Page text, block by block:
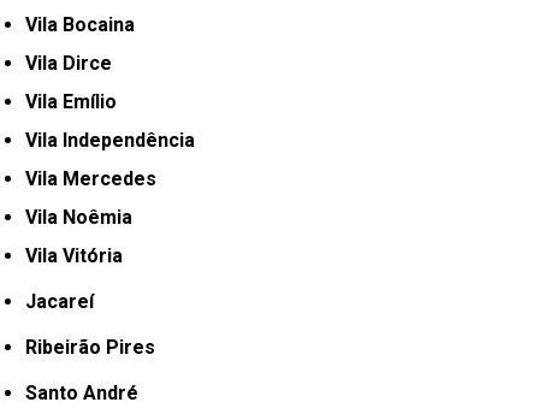
Vila Bocaina
Vila Dirce
Vila Emílio
Vila Independência
Vila Mercedes
Vila Noêmia
Vila Vitória
Jacareí
Ribeirão Pires
Santo André